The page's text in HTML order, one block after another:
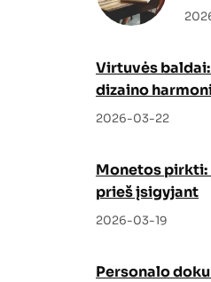
Virtuvės
dizaino
2026-03-22
Monetos pirkti:
prieš įsigyjant
2026-03-19
Personalo